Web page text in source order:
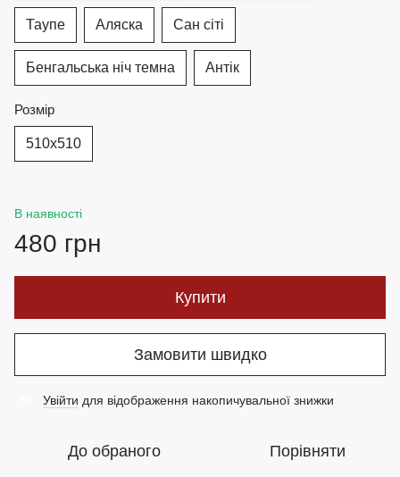
Таупе Аляска Сан сіті
Бенгальська ніч темна Антік
Розмір
510х510
В наявності
480 грн
Купити
Замовити швидко
Увійти для відображення накопичувальної знижки
До обраного Порівняти